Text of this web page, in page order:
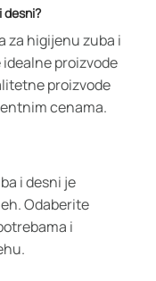
desni?
za higijenu zuba i
proizvode
proizvode
cenama.
i desni je
Odaberite
i